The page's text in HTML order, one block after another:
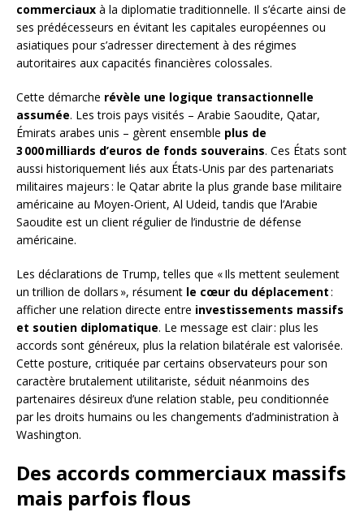
commerciaux à la diplomatie traditionnelle. Il s’écarte ainsi de
ses prédécesseurs en évitant les capitales européennes ou
asiatiques pour s’adresser directement à des régimes
autoritaires aux capacités financières colossales.
Cette démarche révèle une logique transactionnelle
assumée. Les trois pays visités – Arabie Saoudite, Qatar,
Émirats arabes unis – gèrent ensemble plus de
3 000 milliards d’euros de fonds souverains. Ces États sont
aussi historiquement liés aux États-Unis par des partenariats
militaires majeurs : le Qatar abrite la plus grande base militaire
américaine au Moyen-Orient, Al Udeid, tandis que l’Arabie
Saoudite est un client régulier de l’industrie de défense
américaine.
Les déclarations de Trump, telles que « Ils mettent seulement
un trillion de dollars », résument le cœur du déplacement:
afficher une relation directe entre investissements massifs
et soutien diplomatique. Le message est clair : plus les
accords sont généreux, plus la relation bilatérale est valorisée.
Cette posture, critiquée par certains observateurs pour son
caractère brutalement utilitariste, séduit néanmoins des
partenaires désireux d’une relation stable, peu conditionnée
par les droits humains ou les changements d’administration à
Washington.
Des accords commerciaux massifs
mais parfois flous